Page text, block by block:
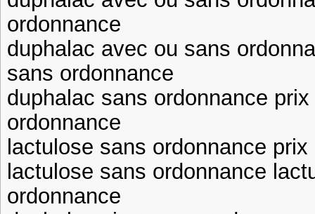
ordonnance
duphalac avec ou sans
sans ordonnance
duphalac sans ordonnance
ordonnance
lactulose sans ordonnance
lactulose sans ordonnance
ordonnance